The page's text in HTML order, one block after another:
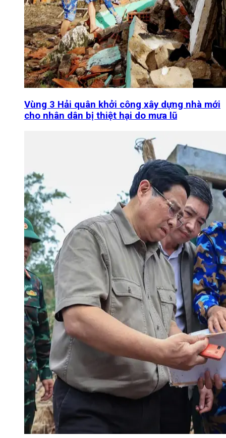
Vùng 3 Hải quân khởi công xây dựng nhà mới
cho nhân dân bị thiệt hại do mưa lũ